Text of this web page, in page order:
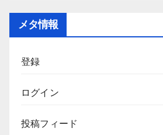
メタ情報
登録
ログイン
投稿フィード